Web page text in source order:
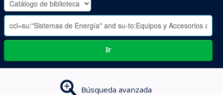
-
Ir
Búsqueda avanzada